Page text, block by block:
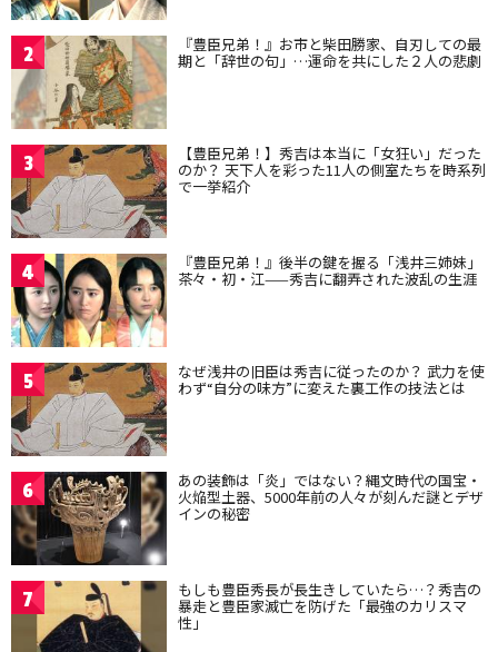
2 『豊臣兄弟！』お市と柴田勝家、自刃しての最
期と「辞世の句」…運命を共にした２人の悲劇
3 【豊臣兄弟！】秀吉は本当に「女狂い」だった
のか？ 天下人を彩った11人の側室たちを時系列
で一挙紹介
4 『豊臣兄弟！』後半の鍵を握る「浅井三姉妹」
茶々・初・江——秀吉に翻弄された波乱の生涯
5 なぜ浅井の旧臣は秀吉に従ったのか？ 武力を使
わず“自分の味方”に変えた裏工作の技法とは
6 あの装飾は「炎」ではない？縄文時代の国宝・
火焔型土器、5000年前の人々が刻んだ謎とデザ
インの秘密
7 もしも豊臣秀長が長生きしていたら…？秀吉の
暴走と豊臣家滅亡を防げた「最強のカリスマ
性」